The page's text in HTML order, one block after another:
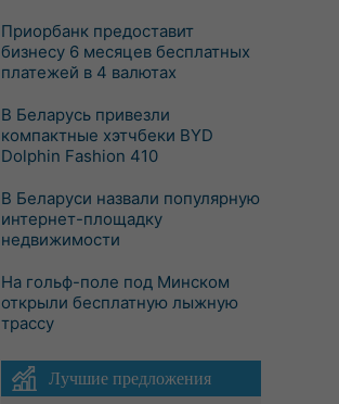
Приорбанк предоставит
бизнесу 6 месяцев бесплатных
платежей в 4 валютах
В Беларусь привезли
компактные хэтчбеки BYD
Dolphin Fashion 410
В Беларуси назвали популярную
интернет-площадку
недвижимости
На гольф-поле под Минском
открыли бесплатную лыжную
трассу
Лучшие предложения